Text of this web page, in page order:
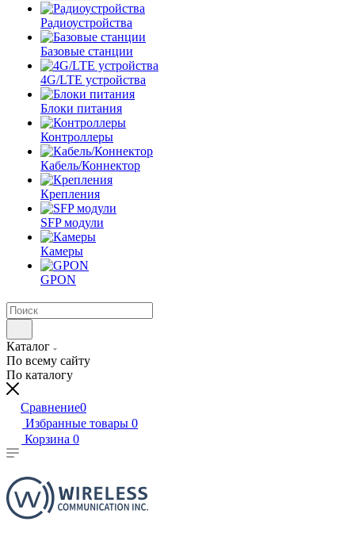
Радиоустройства
Базовые станции
4G/LTE устройства
Блоки питания
Контроллеры
Кабель/Коннектор
Крепления
SFP модули
Камеры
GPON
Каталог
По всему сайту
По каталогу
Сравнение0
Избранные товары 0
Корзина 0